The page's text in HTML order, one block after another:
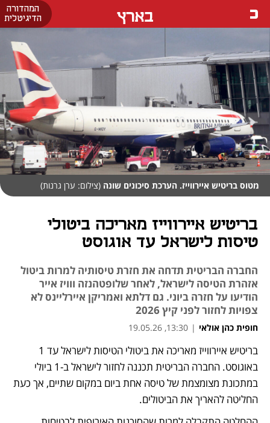
המהדורה
הדיגיטלית
בארץ
מטוס בריטיש איירווייז. הערכת סיכונים שונה (צילום: ערן גרנות)
בריטיש איירווייז מאריכה ביטולי
טיסות לישראל עד אוגוסט
החברה הבריטית תדחה את חזרת טיסותיה למרות ביטול
אזהרת הטיסה לישראל, לאחר שלופטהנזה ווויז אייר
הודיעו על חזרה ביוני. גם דלתא ואמריקן איירליינס לא
צפויות לחזור לפני קיץ 2026
חופית כהן אולאי |
13:30, 19.05.26
החליטה להאריך את הביטולים.